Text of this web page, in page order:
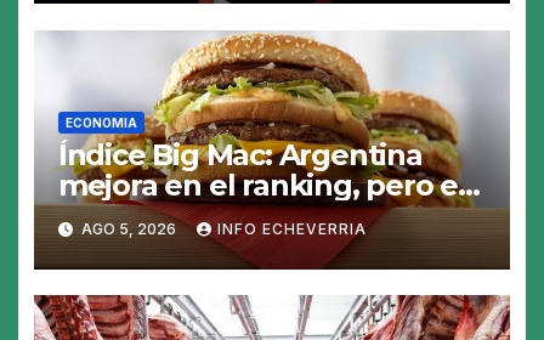
ECONOMIA
Índice Big Mac: Argentina
mejora en el ranking, pero el
peso sigue sobrevaluado un
19%
AGO 5, 2026 INFO ECHEVERRIA